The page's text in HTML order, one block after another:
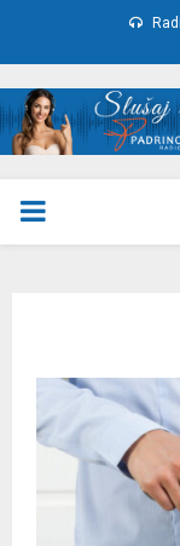
PRIMARY